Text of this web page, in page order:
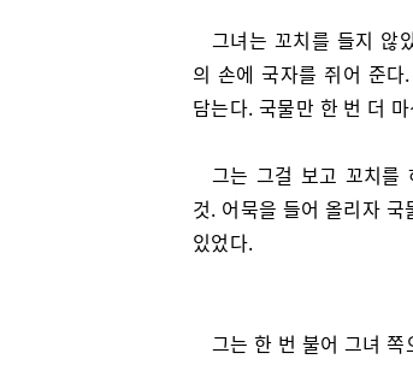
그녀는 꼬치를 들지 않
의 손에 국자를 쥐어 준
담는다. 국물만 한 번 더
그는 그걸 보고 꼬치를
것. 어묵을 들어 올리자
있었다.
그는 한 번 불어 그녀